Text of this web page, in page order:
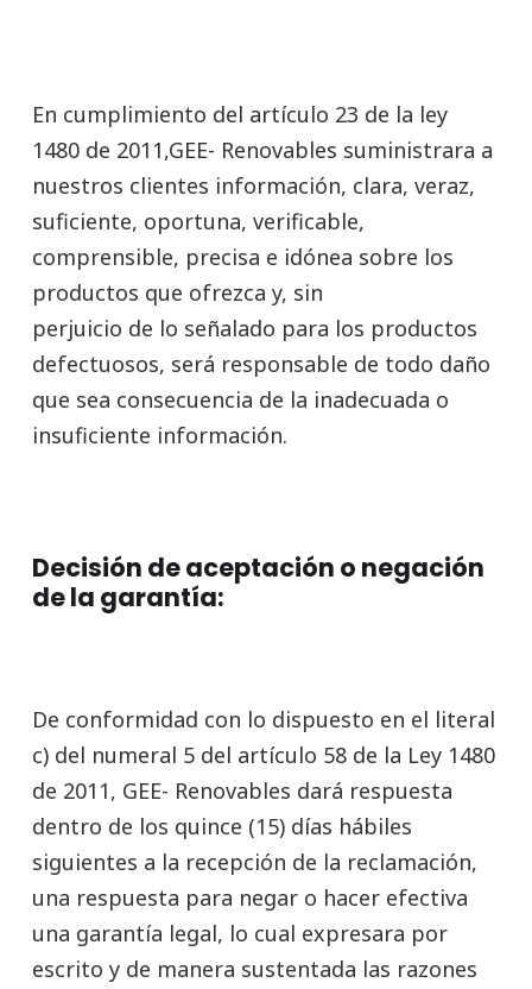
En cumplimiento del artículo 23 de la ley
1480 de 2011,GEE- Renovables suministrara a
nuestros clientes información, clara, veraz,
suficiente, oportuna, verificable,
comprensible, precisa e idónea sobre los
productos que ofrezca y, sin
perjuicio de lo señalado para los productos
defectuosos, será responsable de todo daño
que sea consecuencia de la inadecuada o
insuficiente información.
Decisión de aceptación o negación
de la garantía:
De conformidad con lo dispuesto en el literal
c) del numeral 5 del artículo 58 de la Ley 1480
de 2011, GEE- Renovables dará respuesta
dentro de los quince (15) días hábiles
siguientes a la recepción de la reclamación,
una respuesta para negar o hacer efectiva
una garantía legal, lo cual expresara por
escrito y de manera sustentada las razones